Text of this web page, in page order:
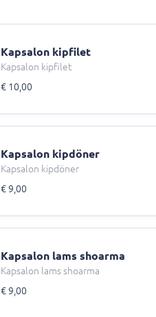
Kapsalon kipfilet
Kapsalon kipfilet
€ 10,00
Kapsalon kipdöner
Kapsalon kipdöner
€ 9,00
Kapsalon lams shoarma
Kapsalon lams shoarma
€ 9,00